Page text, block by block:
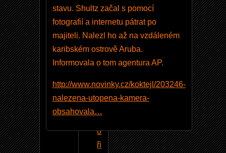
stavu. Shultz začal s pomocí
fotografií a internetu pátrat po
majiteli. Nalezl ho až na vzdáleném
karibském ostrově Aruba.
Informovala o tom agentura AP.
http://www.novinky.cz/koktejl/203246-
nalezena-utopena-kamera-
obsahovala…
o
y
t
v
o
ři